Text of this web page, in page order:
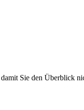
Sie den Überblick